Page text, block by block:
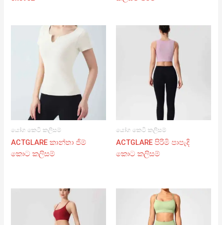
යෝග කෙටි කලිසම්
ACTGLARE කාන්තා ජිම්
කොට කලිසම්
යෝග කෙටි කලිසම්
ACTGLARE පිරිමි පාපැදි
කොට කලිසම්